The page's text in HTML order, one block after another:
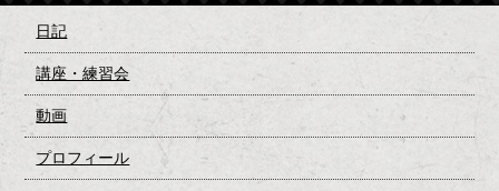
日記
講座・練習会
動画
プロフィール